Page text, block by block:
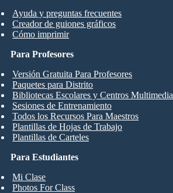
Ayuda y preguntas frecuentes
Creador de guiones gráficos
Cómo imprimir
Para Estudiantes
Mi Clase
Photos For Class
Para Profesores
Versión Gratuita Para Profesores
Paquetes para Distrito
Bibliotecas Escolares y Centros Multimedia
Sesiones de Entrenamiento
Todos los Recursos Para Maestros
Plantillas de Hojas de Trabajo
Plantillas de Carteles